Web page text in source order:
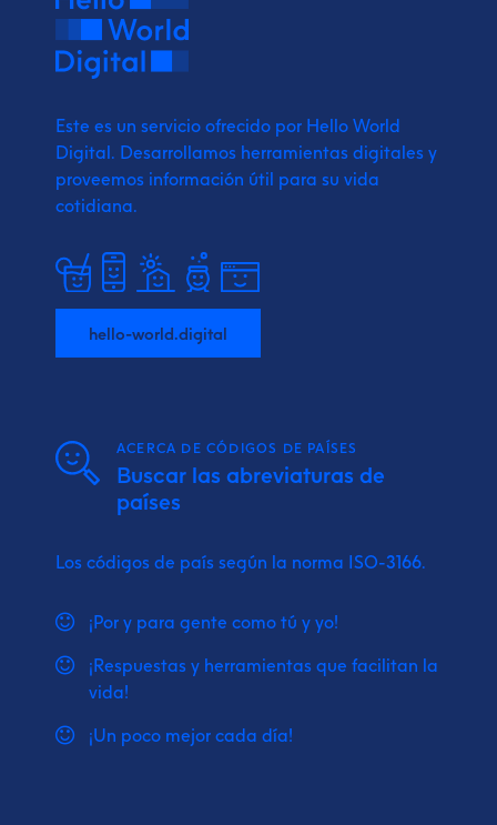
Este es un servicio ofrecido por Hello World
Digital. Desarrollamos herramientas digitales y
proveemos información útil para su vida
cotidiana.
hello-world.digital
ACERCA DE CÓDIGOS DE PAÍSES
Buscar las abreviaturas de
países
Los códigos de país según la norma ISO-3166.
¡Por y para gente como tú y yo!
¡Respuestas y herramientas que facilitan la
vida!
¡Un poco mejor cada día!